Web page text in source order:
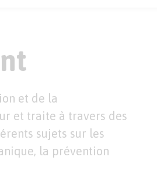
et de la
et traite à travers des
sujets sur les
la prévention